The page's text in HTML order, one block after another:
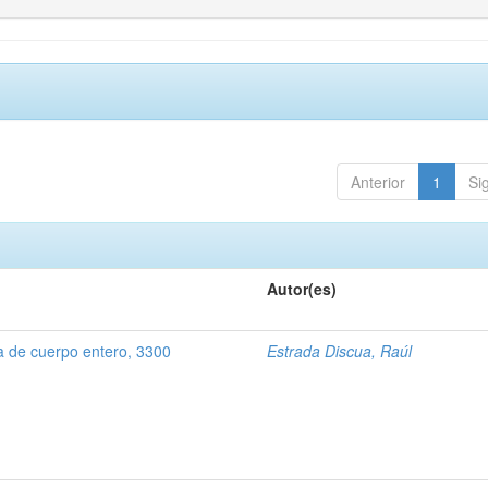
Anterior 1
Autor(es)
de cuerpo entero, 3300 Estrada Discua, Raúl